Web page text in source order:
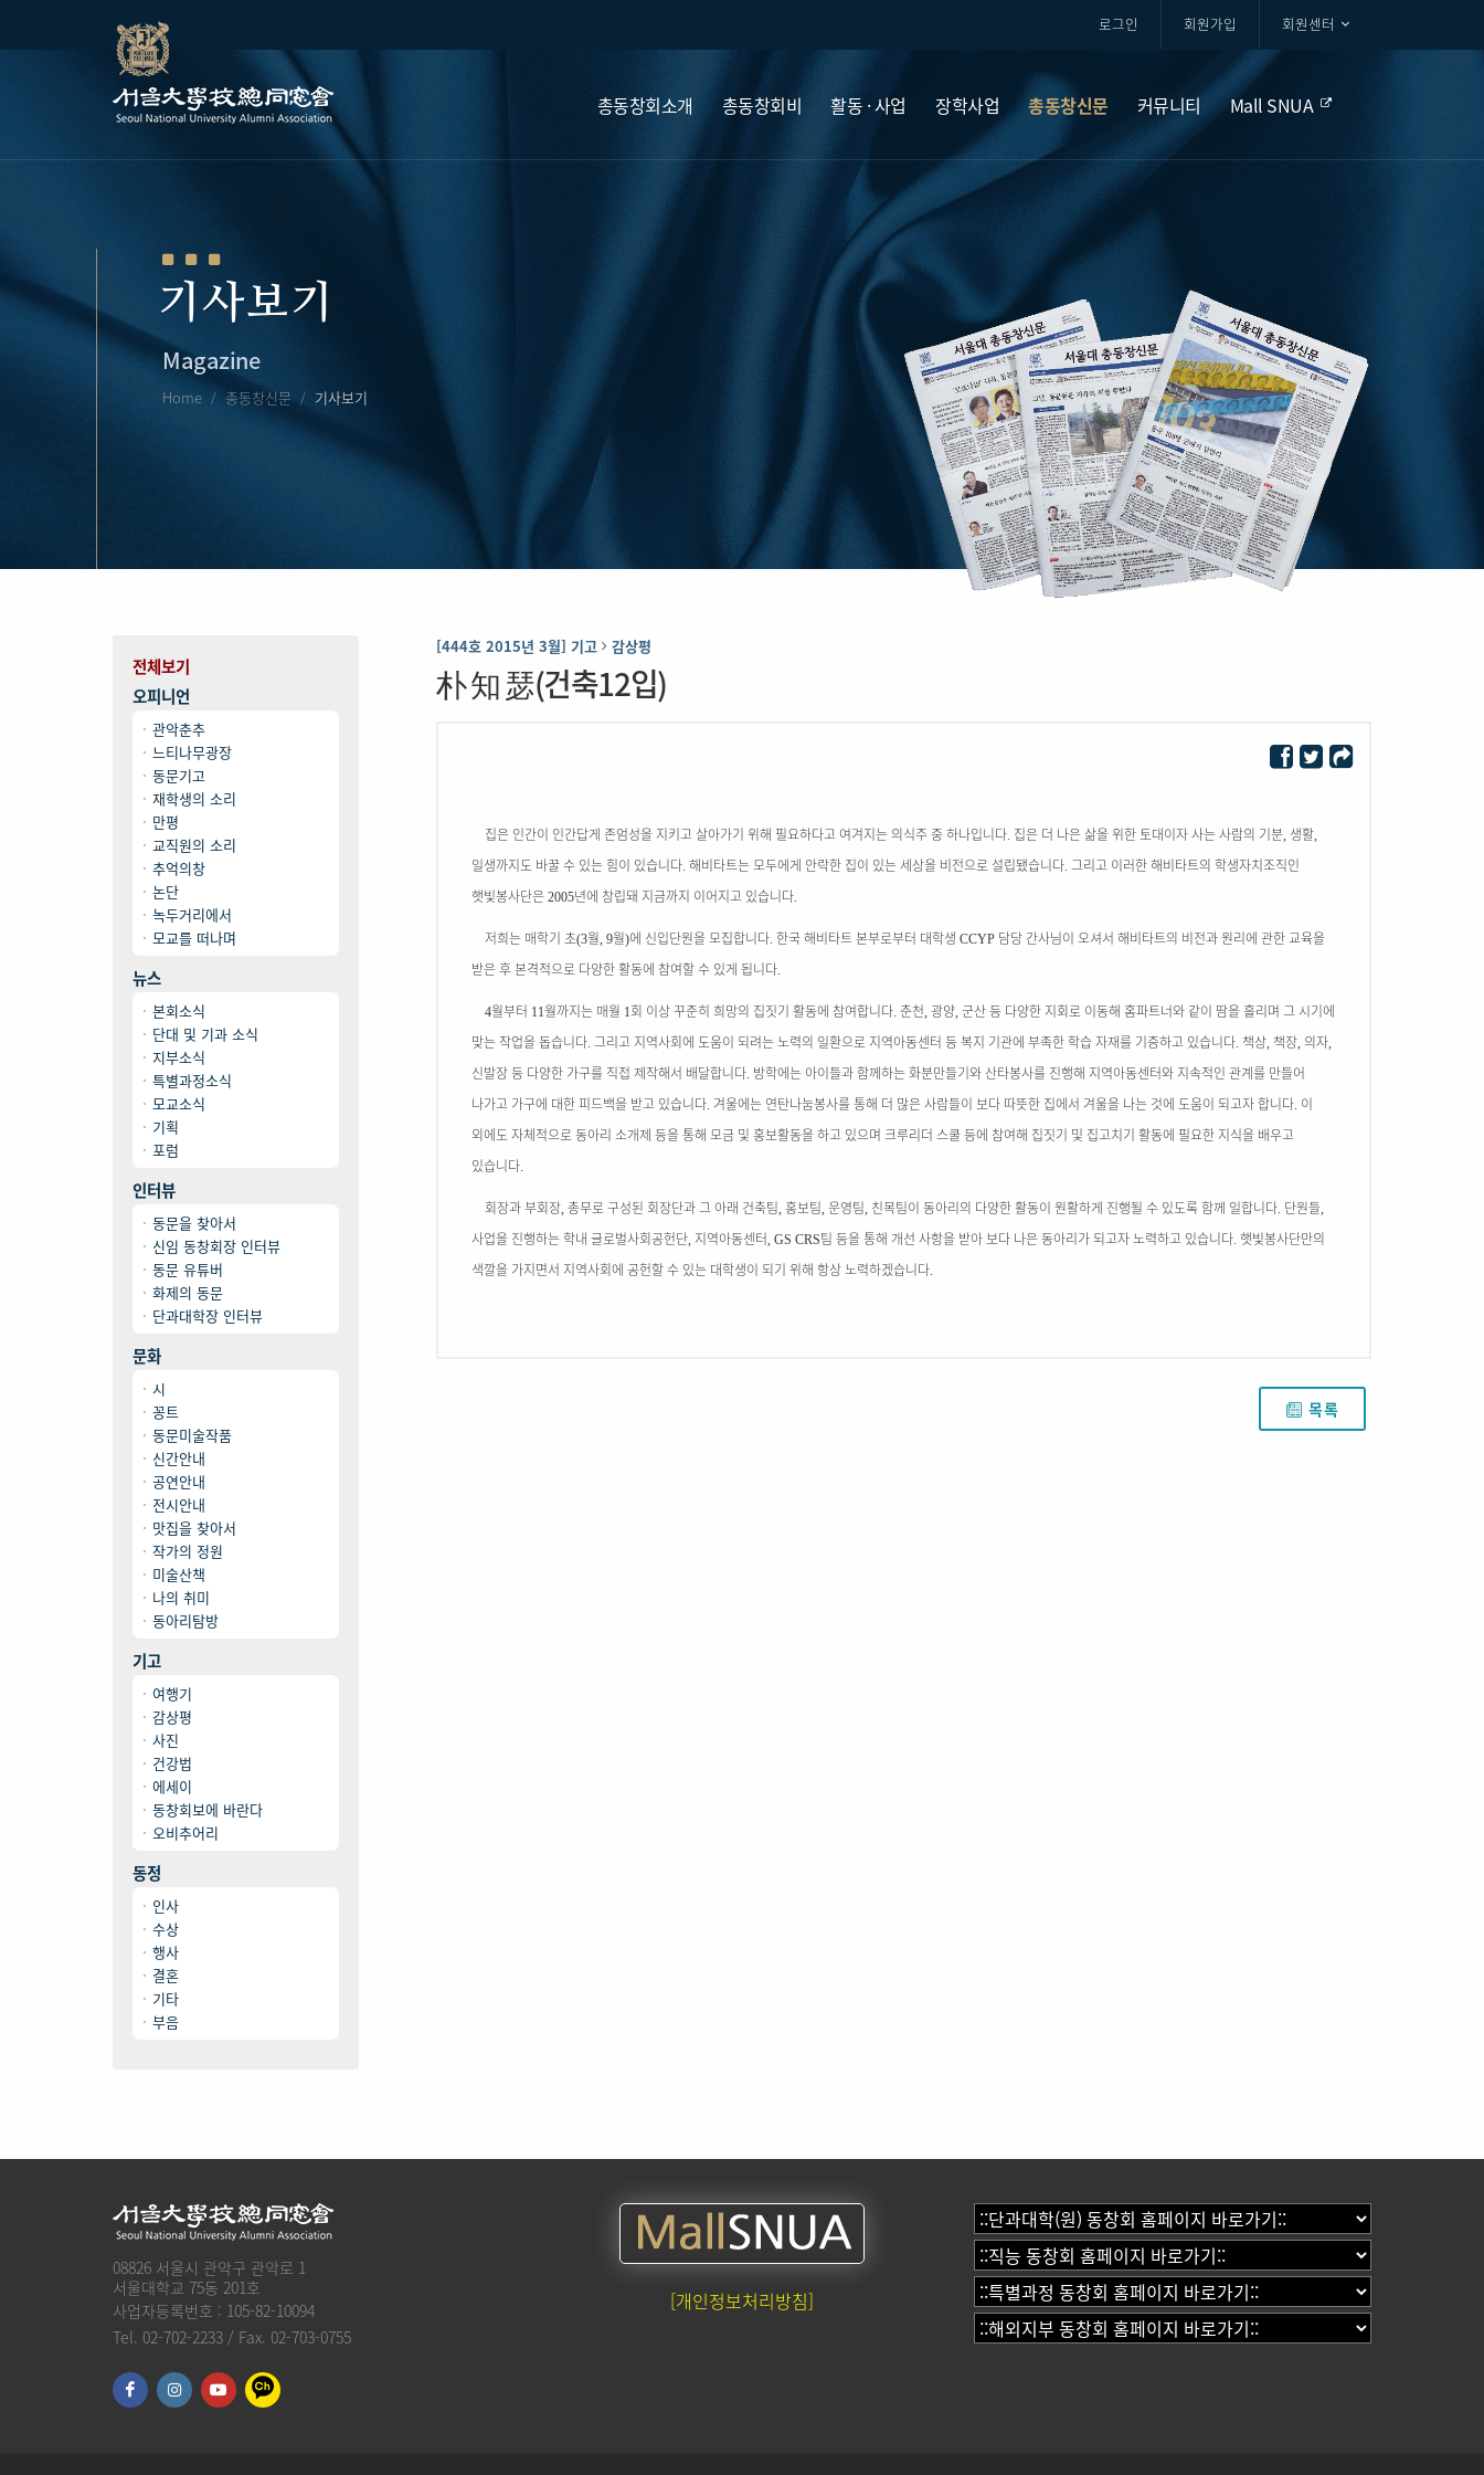
로그인 회원가입 회원센터
총동창회소개 총동창회비 활동 · 사업 장학사업 총동창신문 커뮤니티 Mall SNUA
기사보기
Magazine
Home 총동창신문 기사보기
전체보기
오피니언
관악춘추
느티나무광장
동문기고
재학생의 소리
만평
교직원의 소리
추억의창
논단
녹두거리에서
모교를 떠나며
뉴스
본회소식
단대 및 기과 소식
지부소식
특별과정소식
모교소식
기획
포럼
인터뷰
동문을 찾아서
신임 동창회장 인터뷰
동문 유튜버
화제의 동문
단과대학장 인터뷰
문화
시
꽁트
동문미술작품
신간안내
공연안내
전시안내
맛집을 찾아서
작가의 정원
미술산책
나의 취미
동아리탐방
기고
여행기
감상평
사진
건강법
에세이
동창회보에 바란다
오비추어리
동정
인사
수상
행사
결혼
기타
부음
[444호 2015년 3월] 기고 감상평
朴 知 瑟(건축12입)
집은 인간이 인간답게 존엄성을 지키고 살아가기 위해 필요하다고 여겨지는 의식주 중 하나입니다. 집은 더 나은 삶을 위한 토대이자 사는 사람의 기분, 생활,
일생까지도 바꿀 수 있는 힘이 있습니다. 해비타트는 모두에게 안락한 집이 있는 세상을 비전으로 설립됐습니다. 그리고 이러한 해비타트의 학생자치조직인
햇빛봉사단은 2005년에 창립돼 지금까지 이어지고 있습니다.
저희는 매학기 초(3월, 9월)에 신입단원을 모집합니다. 한국 해비타트 본부로부터 대학생 CCYP 담당 간사님이 오셔서 해비타트의 비전과 원리에 관한 교육을
받은 후 본격적으로 다양한 활동에 참여할 수 있게 됩니다.
4월부터 11월까지는 매월 1회 이상 꾸준히 희망의 집짓기 활동에 참여합니다. 춘천, 광양, 군산 등 다양한 지회로 이동해 홈파트너와 같이 땀을 흘리며 그 시기에
맞는 작업을 돕습니다. 그리고 지역사회에 도움이 되려는 노력의 일환으로 지역아동센터 등 복지 기관에 부족한 학습 자재를 기증하고 있습니다. 책상, 책장, 의자,
신발장 등 다양한 가구를 직접 제작해서 배달합니다. 방학에는 아이들과 함께하는 화분만들기와 산타봉사를 진행해 지역아동센터와 지속적인 관계를 만들어
나가고 가구에 대한 피드백을 받고 있습니다. 겨울에는 연탄나눔봉사를 통해 더 많은 사람들이 보다 따뜻한 집에서 겨울을 나는 것에 도움이 되고자 합니다. 이
외에도 자체적으로 동아리 소개제 등을 통해 모금 및 홍보활동을 하고 있으며 크루리더 스쿨 등에 참여해 집짓기 및 집고치기 활동에 필요한 지식을 배우고
있습니다.
회장과 부회장, 총무로 구성된 회장단과 그 아래 건축팀, 홍보팀, 운영팀, 친목팀이 동아리의 다양한 활동이 원활하게 진행될 수 있도록 함께 일합니다. 단원들,
사업을 진행하는 학내 글로벌사회공헌단, 지역아동센터, GS CRS팀 등을 통해 개선 사항을 받아 보다 나은 동아리가 되고자 노력하고 있습니다. 햇빛봉사단만의
색깔을 가지면서 지역사회에 공헌할 수 있는 대학생이 되기 위해 항상 노력하겠습니다.
목록
08826 서울시 관악구 관악로 1
서울대학교 75동 201호
사업자등록번호 : 105-82-10094
Tel. 02-702-2233 / Fax. 02-703-0755
[개인정보처리방침]